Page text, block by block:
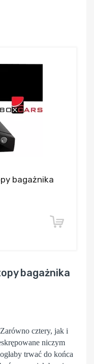
bagażnika
bagażnika
cztery, jak i
niczym
trwać do końca